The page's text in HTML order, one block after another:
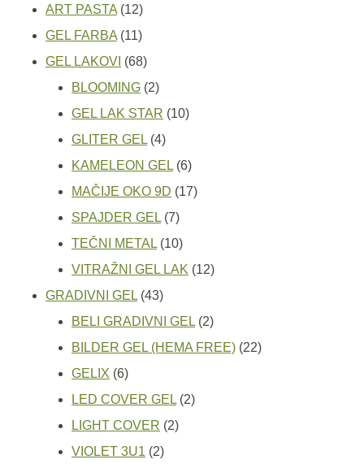
ART PASTA 1212
proizvoda
GEL FARBA 1111
proizvoda
GEL LAKOVI 6868
proizvoda
BLOOMING 22
proizvoda
GEL LAK STAR 1010
GLITER GEL 44
proizvoda
KAMELEON GEL 66
proizvoda
MAČIJE OKO 9D 1717
SPAJDER GEL 77
proizvoda
TEČNI METAL 1010
proizvoda
VITRAŽNI GEL LAK 1212
GRADIVNI GEL 4343
proizvoda
BELI GRADIVNI GEL 22
proizvoda
BILDER GEL (HEMA FREE) 2222
GELIX 66
proizvoda
LED COVER GEL 22
LIGHT COVER 22
VIOLET 3U1 22